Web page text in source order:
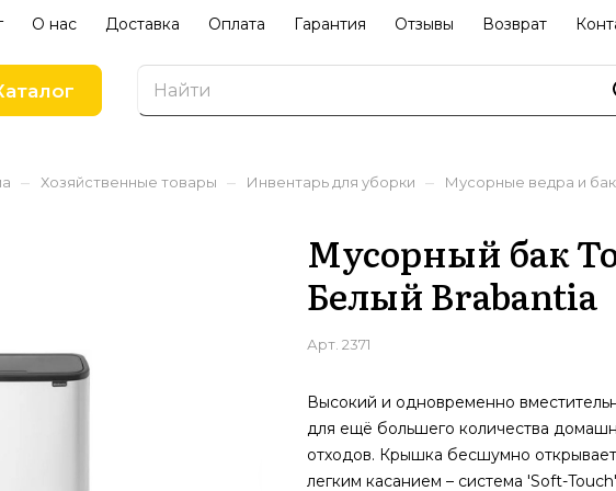
О нас Доставка Оплата Гарантия Отзывы Возврат
– Хозяйственные товары – Инвентарь для уборки – Мусорные ведра и
Мусорный бак
Белый Brabantia
Арт. 2371
Высокий и одновременно
для ещё большего количества
отходов. Крышка бесшумно
легким касанием – система 'Soft-